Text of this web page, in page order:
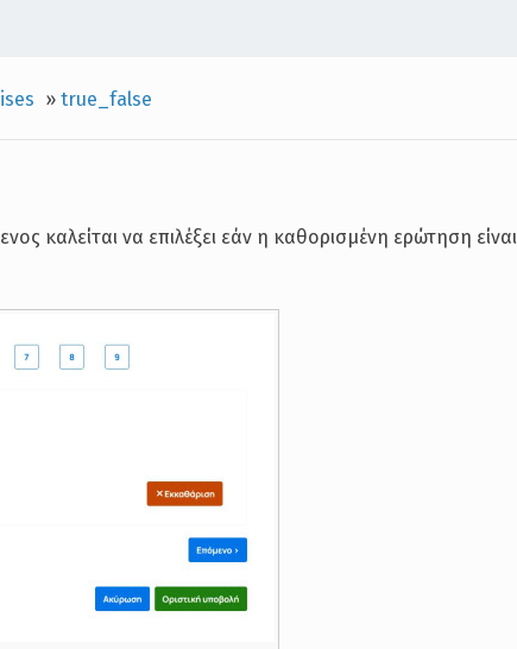
» true_false
καλείται να επιλέξει εάν η καθορισμένη ερώτηση είναι